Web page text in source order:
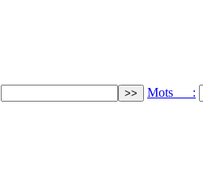
Mots :